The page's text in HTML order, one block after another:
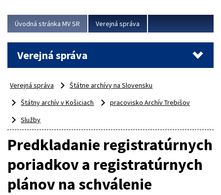
Úvodná stránka MV SR Verejná správa
Verejná správa
Verejná správa
Štátne archívy na Slovensku
Štátny archív v Košiciach
pracovisko Archív Trebišov
Služby
Predkladanie registratúrnych
poriadkov a registratúrnych
plánov na schválenie